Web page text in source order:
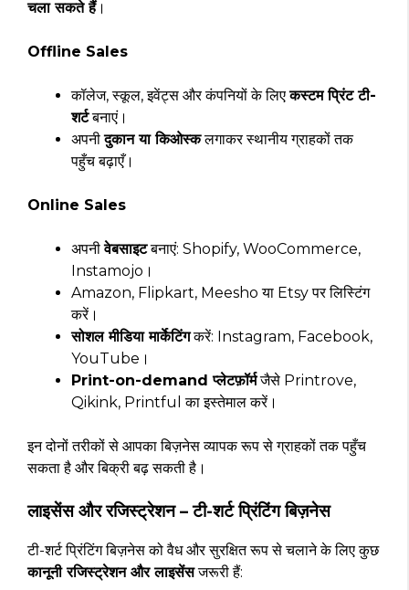
चला सकते हैं।
Offline Sales
कॉलेज, स्कूल, इवेंट्स और कंपनियों के लिएकस्टम प्रिंट टी-
शर्टबनाएं।
अपनीदुकान या किओस्कलगाकर स्थानीय ग्राहकों तक
पहुँच बढ़ाएँ।
Online Sales
अपनीवेबसाइटबनाएं: Shopify, WooCommerce,
Instamojo।
Amazon, Flipkart, Meesho या Etsy पर लिस्टिंग
करें।
सोशल मीडिया मार्केटिंगकरें: Instagram, Facebook,
YouTube।
Print-on-demand प्लेटफ़ॉर्मजैसे Printrove,
Qikink, Printful का इस्तेमाल करें।
इन दोनों तरीकों से आपका बिज़नेस व्यापक रूप से ग्राहकों तक पहुँच
सकता है और बिक्री बढ़ सकती है।
लाइसेंस और रजिस्ट्रेशन – टी-शर्ट प्रिंटिंग बिज़नेस
टी-शर्ट प्रिंटिंग बिज़नेस को वैध और सुरक्षित रूप से चलाने के लिए कुछ
कानूनी रजिस्ट्रेशन और लाइसेंसजरूरी हैं: